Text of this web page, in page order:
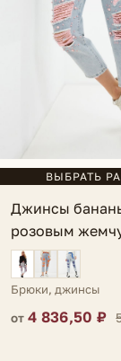
ВЫБРАТЬ
Джинсы
розовым
голубые Perla
Брюки, джинсы
от 4 836,50 ₽